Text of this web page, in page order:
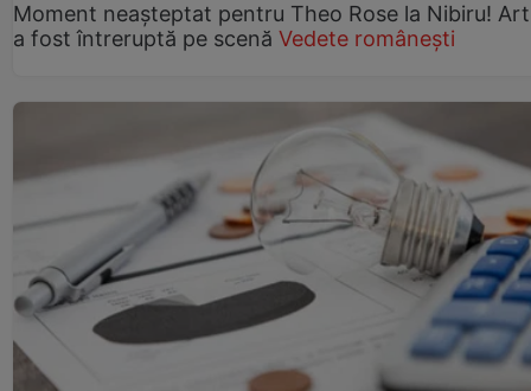
Moment neașteptat pentru Theo Rose la Nibiru!
a fost întreruptă pe scenă Vedete românești